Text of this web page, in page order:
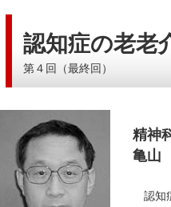
メ
ニ
ュ
ー
へ
移
動
し
ま
す。
定
す。
で
す。
で
す。
文
す。認知症の老
第４回（最終回）
精神
亀山
認知